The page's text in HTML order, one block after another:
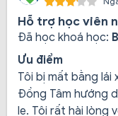
đưa ra, đúng quy
Giá của các khóa
giá đã niêm yết và
nên học phí là trọn
viên được báo giá
Hỗ trợ học viên
Đã học khoá học:
Ưu điểm
Tôi bị mất bằng lái
Đồng Tâm hướng
lẹ. Tôi rất hài lòng